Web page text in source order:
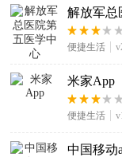
解放军总
便捷生活
米家App
便捷生活
中国移动